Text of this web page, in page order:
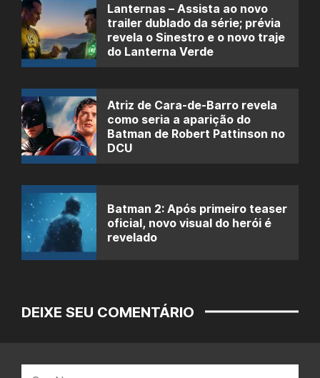
Lanternas – Assista ao novo
trailer dublado da série; prévia
revela o Sinestro e o novo traje
do Lanterna Verde
Atriz de Cara-de-Barro revela
como seria a aparição do
Batman de Robert Pattinson no
DCU
Batman 2: Após primeiro teaser
oficial, novo visual do herói é
revelado
DEIXE SEU COMENTÁRIO